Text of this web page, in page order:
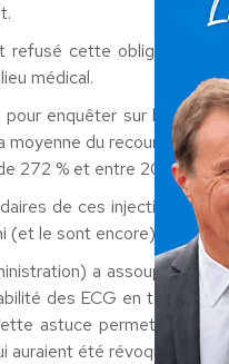
refusé cette obligation
médical.
enquêter sur
moyenne du recours à ce
272 % et entre 2022 et
de ces injections
(et le sont encore).
a assoupli les
des ECG en tolérant
astuce permet
auraient été révoqués